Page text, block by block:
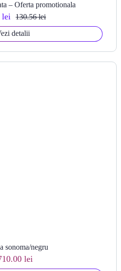
– Oferta promotionala
130.56 lei
lei
detalii
sonoma/negru
lei